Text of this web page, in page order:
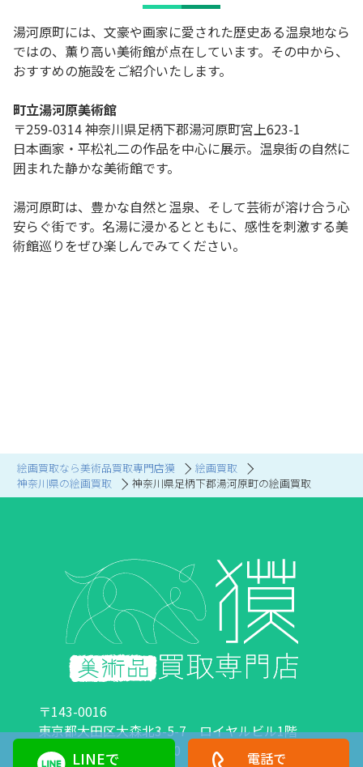
LINEで 電話で
絵画買取なら美術品買取専門店獏
絵画買取
神奈川県の絵画買取
神奈川県足柄下郡湯河原町の絵画買取
湯河原町には、文豪や画家に愛された歴史ある温泉地なら
ではの、薫り高い美術館が点在しています。その中から、
おすすめの施設をご紹介いたします。
町立湯河原美術館
〒259-0314 神奈川県足柄下郡湯河原町宮上623-1
日本画家・平松礼二の作品を中心に展示。温泉街の自然に
囲まれた静かな美術館です。
湯河原町は、豊かな自然と温泉、そして芸術が溶け合う心
安らぐ街です。名湯に浸かるとともに、感性を刺激する美
術館巡りをぜひ楽しんでみてください。
〒143-0016
東京都大田区大森北3-5-7 ロイヤルビル1階
営業時間：10:00～18:00 定休日：日曜日・祝日